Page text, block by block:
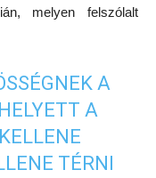
melyen felszólalt
A
A
TÉRNI